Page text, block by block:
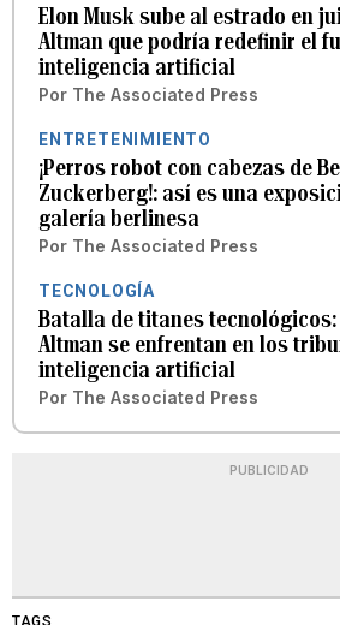
Elon Musk sube al estrado en
Altman que podría redefinir el
inteligencia artificial
Por The Associated Press
ENTRETENIMIENTO
¡Perros robot con cabezas de
Zuckerberg!: así es una
galería berlinesa
Por The Associated Press
TECNOLOGÍA
Batalla de titanes tecnológicos:
Altman se enfrentan en los
inteligencia artificial
Por The Associated Press
PUBLICIDAD